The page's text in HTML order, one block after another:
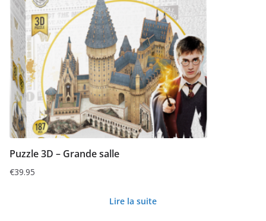
Puzzle 3D – Grande salle
€39.95
Lire la suite